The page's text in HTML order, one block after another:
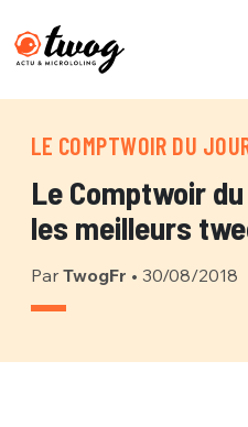
LE COMPTWOIR DU
Le Comptwoir
les meilleurs
Par TwogFr • 30/08/2018
PSEUDO*
EMAIL*
Connexion
PSEUDO
VOTRE
Que
C'EST
Ma